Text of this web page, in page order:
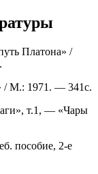
Платона» /
/ М.: 1971. — 341с.
т.1, — «Чары
пособие, 2-е